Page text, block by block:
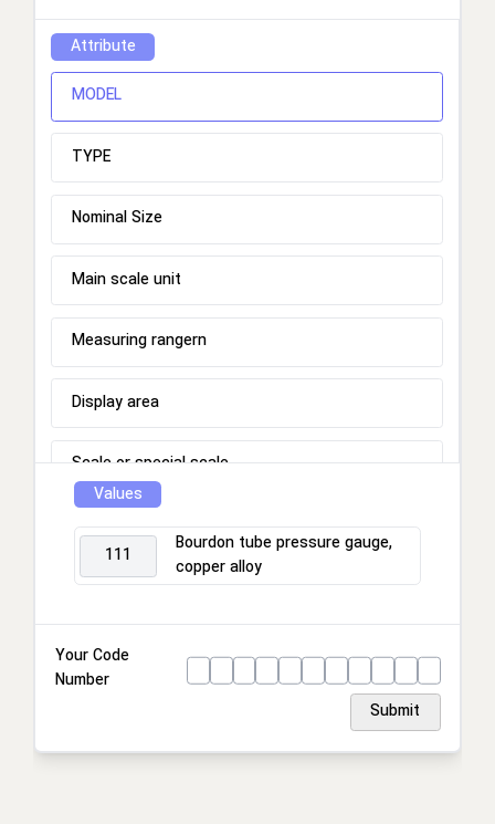
Attribute
MODEL
TYPE
Nominal Size
Main scale unit
Measuring rangern
Display area
Scale or special scale
Process connection
Connection location
Housing
Values
111
Bourdon tube pressure gauge,
copper alloy
Your Code
Number
Submit